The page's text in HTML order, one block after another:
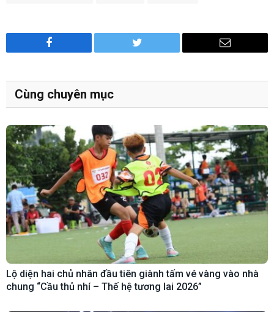
Facebook Twitter Email
Cùng chuyên mục
Lộ diện hai chủ nhân đầu tiên giành tấm vé vàng vào nhà
chung “Cầu thủ nhí – Thế hệ tương lai 2026”